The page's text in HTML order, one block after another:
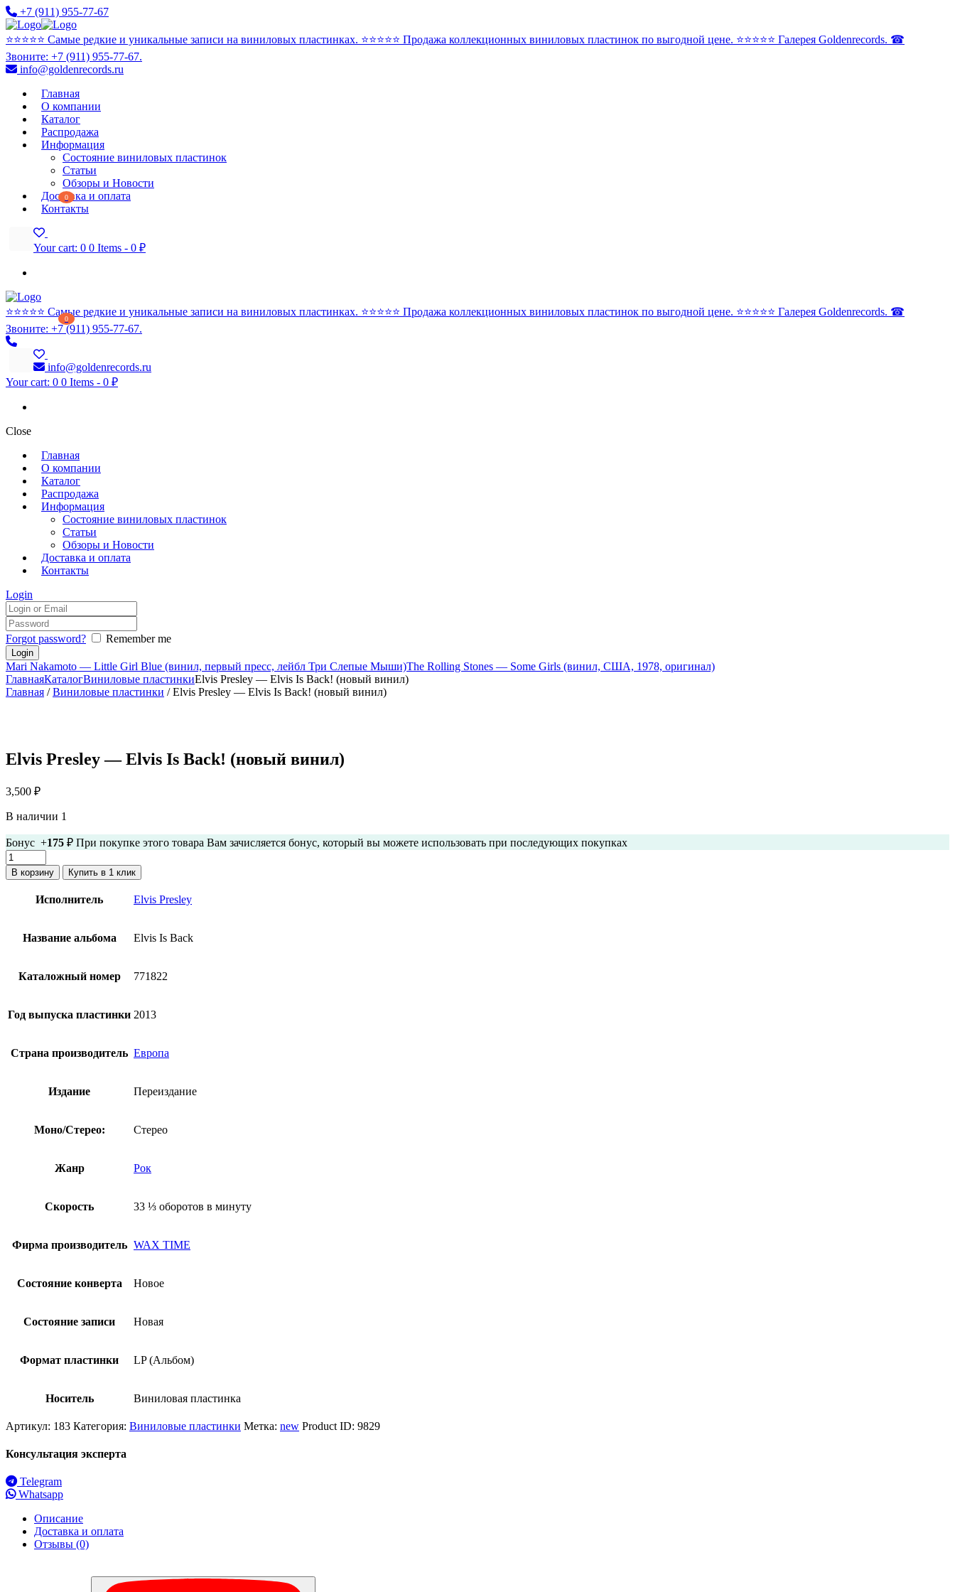
+7 (911) 955-77-67
⭐️⭐️⭐️⭐️⭐️ Самые редкие и уникальные записи на виниловых пластинках. ⭐️⭐️⭐️⭐️⭐️ Продажа коллекционных виниловых пластинок по выгодной цене. ⭐️⭐️⭐️⭐️⭐️ Галерея Goldenrecords. ☎
Звоните: +7 (911) 955-77-67.
info@goldenrecords.ru
Главная
О компании
Каталог
Распродажа
Информация
Состояние виниловых пластинок
Статьи
Обзоры и Новости
Доставка и оплата
Контакты
0
Your cart: 0 0 Items - 0 ₽
⭐️⭐️⭐️⭐️⭐️ Самые редкие и уникальные записи на виниловых пластинках. ⭐️⭐️⭐️⭐️⭐️ Продажа коллекционных виниловых пластинок по выгодной цене. ⭐️⭐️⭐️⭐️⭐️ Галерея Goldenrecords. ☎
Звоните: +7 (911) 955-77-67.
0
info@goldenrecords.ru
Your cart: 0 0 Items - 0 ₽
Close
Главная
О компании
Каталог
Распродажа
Информация
Состояние виниловых пластинок
Статьи
Обзоры и Новости
Доставка и оплата
Контакты
Login
Forgot password? Remember me
Mari Nakamoto — Little Girl Blue (винил, первый пресс, лейбл Три Слепые Мыши)The Rolling Stones — Some Girls (винил, США, 1978, оригинал)
ГлавнаяКаталогВиниловые пластинкиElvis Presley — Elvis Is Back! (новый винил)
Главная /Виниловые пластинки / Elvis Presley — Elvis Is Back! (новый винил)
Elvis Presley — Elvis Is Back! (новый винил)
3,500 ₽
В наличии 1
Бонус +175 ₽ При покупке этого товара Вам зачисляется бонус, который вы можете использовать при последующих покупках
Количество
товара
Elvis
Presley
Back!
винил)
В корзину Купить в 1 клик
Исполнитель Elvis Presley
Название альбома Elvis Is Back
Каталожный номер 771822
Год выпуска пластинки 2013
Страна производитель Европа
Издание Переиздание
Моно/Стерео: Стерео
Жанр Рок
Скорость 33 ⅓ оборотов в минуту
Фирма производитель WAX TIME
Состояние конверта Новое
Состояние записи Новая
Формат пластинки LP (Альбом)
Носитель Виниловая пластинка
Артикул: 183 Категория: Виниловые пластинки Метка: new Product ID: 9829
Консультация эксперта
Telegram
Whatsapp
Описание
Доставка и оплата
Отзывы (0)